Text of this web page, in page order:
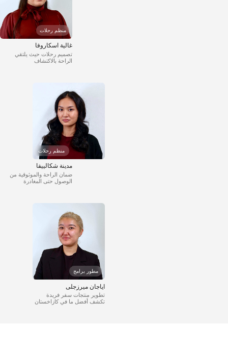
منظم رحلات
تصميم رحلات حيث يلتقي
الراحة بالاكتشاف
غالية اسكاروفا
منظم رحلات
ضمان الراحة والموثوقية من
الوصول حتى المغادرة
مدينة شكالييفا
مطور برامج
تطوير منتجات سفر فريدة
تكشف أفضل ما في كازاخستان
اياجان ميرزجلى